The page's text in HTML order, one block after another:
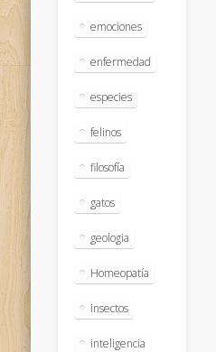
emociones
enfermedad
especies
felinos
filosofía
gatos
geologia
Homeopatía
insectos
inteligencia